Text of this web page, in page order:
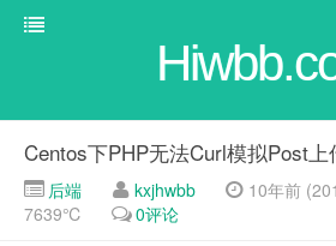
Centos下PHP无法Curl模拟Post
后端 kxjhwbb
10年前
7639℃
0评论